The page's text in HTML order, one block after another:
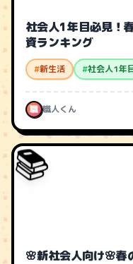
社会人1年目必見！
資ランキング
#新生活 #社会人1年
職 職人くん
📚
🌸新社会人向け🌸春